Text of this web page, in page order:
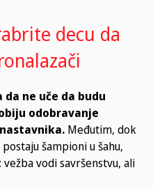
decu da
ne uče da budu
odobravanje
Međutim, dok
šampioni u šahu,
vodi savršenstvu, ali